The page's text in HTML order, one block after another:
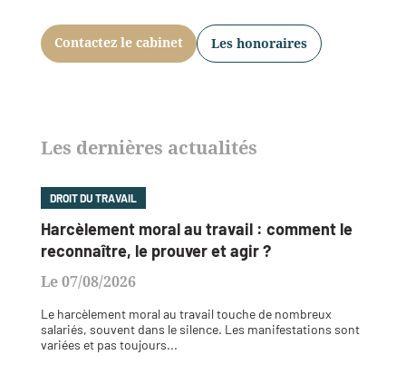
Contactez le cabinet Les honoraires
Les dernières actualités
DROIT DU TRAVAIL
Harcèlement moral au travail : comment le
reconnaître, le prouver et agir ?
Le 07/08/2026
Le harcèlement moral au travail touche de nombreux
salariés, souvent dans le silence. Les manifestations sont
variées et pas toujours...